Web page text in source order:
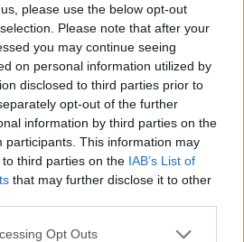
please use the below opt-out
Please note that after your
you may continue seeing
on personal information utilized by
disclosed to third parties prior to
opt-out of the further
information by third parties on the
participants. This information may
third parties on the IAB’s List of
that may further disclose it to other
Opt Outs
παιδιά μεταναστών
κακοποίησης
σήμερα στην Κρήτη
Στυλίδας και δύο ακόμη